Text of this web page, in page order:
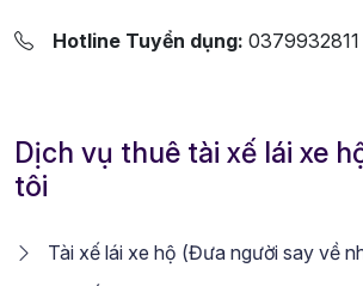
Hotline Tuyển dụng: 0379932811
Dịch vụ thuê tài xế lái xe
tôi
Tài xế lái xe hộ (Đưa người say về